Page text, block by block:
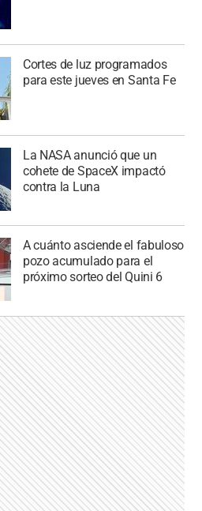
Cortes de luz programados
para este jueves en Santa Fe
La NASA anunció que un
cohete de SpaceX impactó
contra la Luna
A cuánto asciende el fabuloso
pozo acumulado para el
próximo sorteo del Quini 6